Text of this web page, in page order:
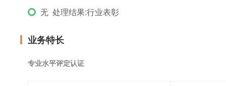
无 处理结果:行业表彰
业务特长
专业水平评定认证